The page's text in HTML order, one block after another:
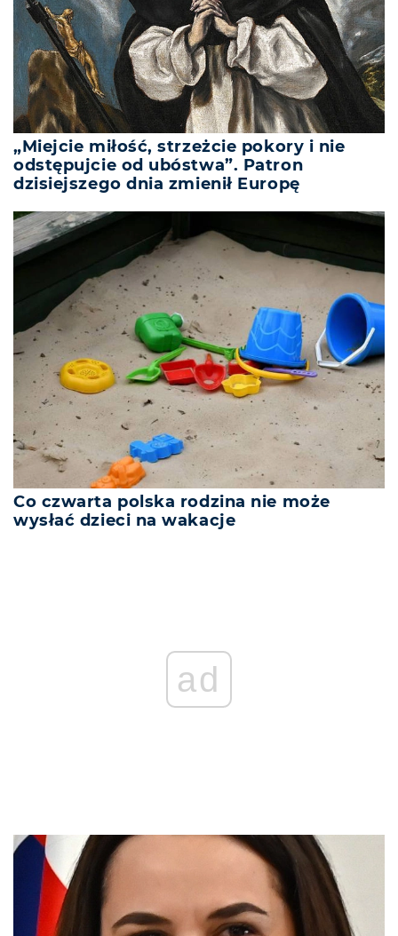
„Miejcie miłość, strzeżcie pokory i nie
odstępujcie od ubóstwa”. Patron
dzisiejszego dnia zmienił Europę
Co czwarta polska rodzina nie może
wysłać dzieci na wakacje
ad